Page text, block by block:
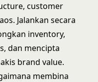
customer
Jalankan secara
inventory,
dan mencipta
brand value.
membina